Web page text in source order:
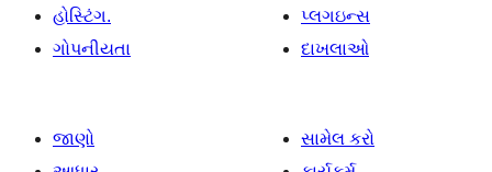
હોસ્ટિંગ.
ગોપનીયતા
પ્લગઇન્સ
દાખલાઓ
જાણો
સામેલ કરો